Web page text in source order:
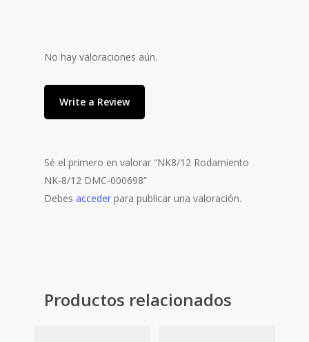
No hay valoraciones aún.
Write a Review
Sé el primero en valorar “NK8/12 Rodamiento
NK-8/12 DMC-000698”
Debes acceder para publicar una valoración.
Productos relacionados